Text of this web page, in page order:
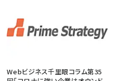
Webビジネス千里眼コラム第35